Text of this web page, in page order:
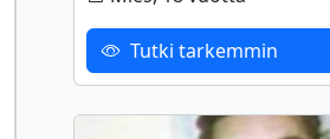
Tutki tarkemmin